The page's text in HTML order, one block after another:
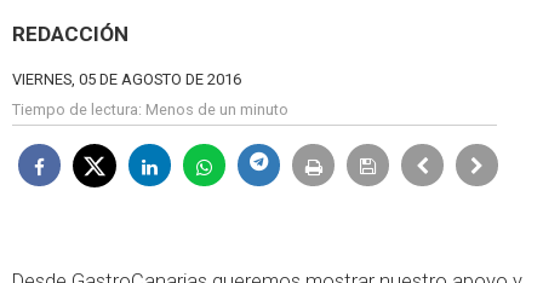
REDACCIÓN
VIERNES, 05 DE AGOSTO DE 2016
Tiempo de lectura: Menos de un minuto